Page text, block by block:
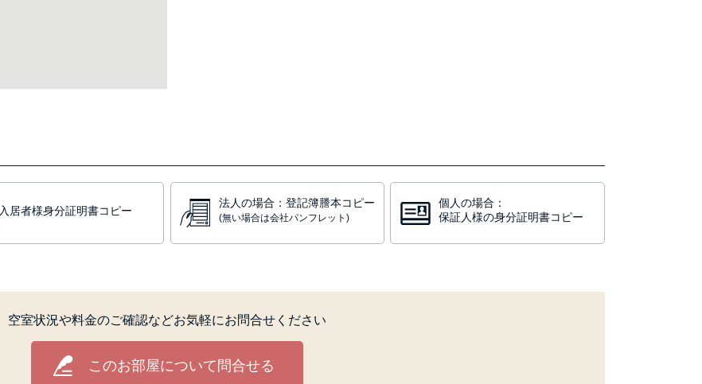
入居者様身分証明書コピー
法人の場合：登記簿謄本コピー
(無い場合は会社パンフレット)
個人の場合：
保証人様の身分証明書コピー
空室状況や料金のご確認などお気軽にお問合せください
このお部屋について問合せる